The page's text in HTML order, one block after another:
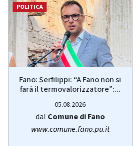
POLITICA
Fano: Serfilippi: “A Fano non si
farà il termovalorizzatore”:...
05.08.2026
dalComune di Fano
www.comune.fano.pu.it